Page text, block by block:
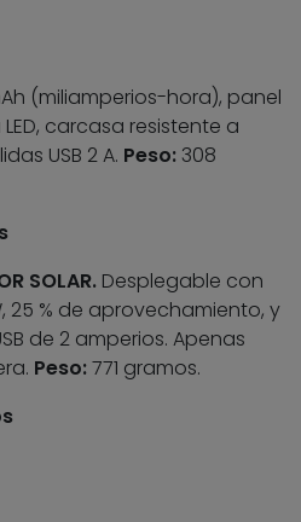
(miliamperios-hora), panel
carcasa resistente a
USB 2 A. Peso: 308
SOLAR. Desplegable con
25 % de aprovechamiento, y
de 2 amperios. Apenas
Peso:771 gramos.